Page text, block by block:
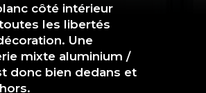
côté intérieur
les libertés
Une
mixte aluminium /
donc bien dedans et